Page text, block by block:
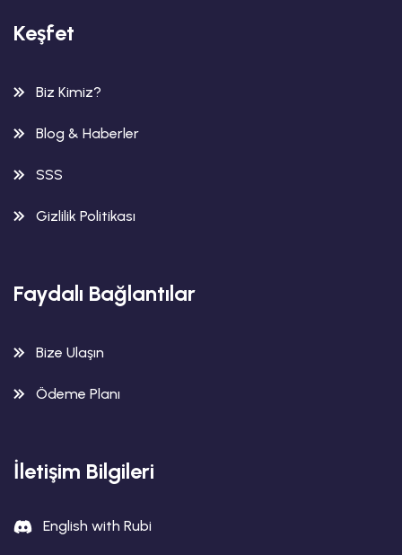
Keşfet
Biz Kimiz?
Blog & Haberler
SSS
Gizlilik Politikası
Faydalı Bağlantılar
Bize Ulaşın
Ödeme Planı
İletişim Bilgileri
English with Rubi